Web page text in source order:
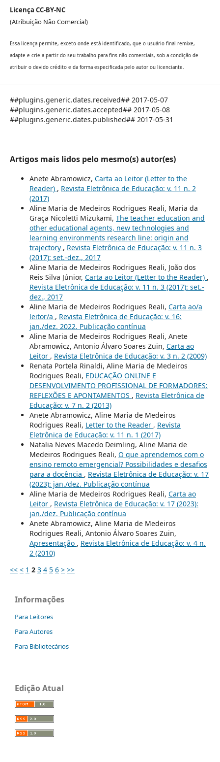
Licença CC-BY-NC
(Atribuição Não Comercial)
Essa licença permite, exceto onde está identificado, que o usuário final remixe,
adapte e crie a partir do seu trabalho para fins não comerciais, sob a condição de
atribuir o devido crédito e da forma especificada pelo autor ou licenciante.
##plugins.generic.dates.received## 2017-05-07
##plugins.generic.dates.accepted## 2017-05-08
##plugins.generic.dates.published## 2017-05-31
Artigos mais lidos pelo mesmo(s) autor(es)
Anete Abramowicz, Carta ao Leitor (Letter to the
Reader) , Revista Eletrônica de Educação: v. 11 n. 2
(2017)
Aline Maria de Medeiros Rodrigues Reali, Maria da
Graça Nicoletti Mizukami, The teacher education and
other educational agents, new technologies and
learning environments research line: origin and
trajectory , Revista Eletrônica de Educação: v. 11 n. 3
(2017): set.-dez., 2017
Aline Maria de Medeiros Rodrigues Reali, João dos
Reis Silva Júnior, Carta ao Leitor (Letter to the Reader) ,
Revista Eletrônica de Educação: v. 11 n. 3 (2017): set.-
dez., 2017
Aline Maria de Medeiros Rodrigues Reali, Carta ao/a
leitor/a , Revista Eletrônica de Educação: v. 16:
jan./dez. 2022. Publicação contínua
Aline Maria de Medeiros Rodrigues Reali, Anete
Abramowicz, Antonio Álvaro Soares Zuin, Carta ao
Leitor , Revista Eletrônica de Educação: v. 3 n. 2 (2009)
Renata Portela Rinaldi, Aline Maria de Medeiros
Rodrigues Reali, EDUCAÇÃO ONLINE E
DESENVOLVIMENTO PROFISSIONAL DE FORMADORES:
REFLEXÕES E APONTAMENTOS , Revista Eletrônica de
Educação: v. 7 n. 2 (2013)
Anete Abramowicz, Aline Maria de Medeiros
Rodrigues Reali, Letter to the Reader , Revista
Eletrônica de Educação: v. 11 n. 1 (2017)
Natalia Neves Macedo Deimling, Aline Maria de
Medeiros Rodrigues Reali, O que aprendemos com o
ensino remoto emergencial? Possibilidades e desafios
para a docência , Revista Eletrônica de Educação: v. 17
(2023): jan./dez. Publicação contínua
Aline Maria de Medeiros Rodrigues Reali, Carta ao
Leitor , Revista Eletrônica de Educação: v. 17 (2023):
jan./dez. Publicação contínua
Anete Abramowicz, Aline Maria de Medeiros
Rodrigues Reali, Antonio Álvaro Soares Zuin,
Apresentação , Revista Eletrônica de Educação: v. 4 n.
2 (2010)
<< < 1 2 3 4 5 6 > >>
Informações
Para Leitores
Para Autores
Para Bibliotecários
Edição Atual